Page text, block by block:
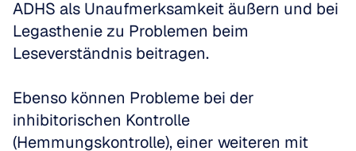
ADHS als Unaufmerksamkeit äußern und bei
Legasthenie zu Problemen beim
Leseverständnis beitragen.
Ebenso können Probleme bei der
inhibitorischen Kontrolle
(Hemmungskontrolle), einer weiteren mit